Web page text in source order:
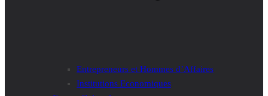
Entrepreneurs et Hommes d’Affaires
Institutions Economiques